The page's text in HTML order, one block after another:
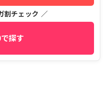
割チェック ／
探す